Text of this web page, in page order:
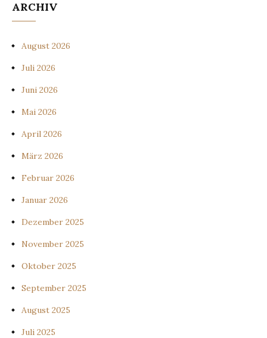
ARCHIV
August 2026
Juli 2026
Juni 2026
Mai 2026
April 2026
März 2026
Februar 2026
Januar 2026
Dezember 2025
November 2025
Oktober 2025
September 2025
August 2025
Juli 2025